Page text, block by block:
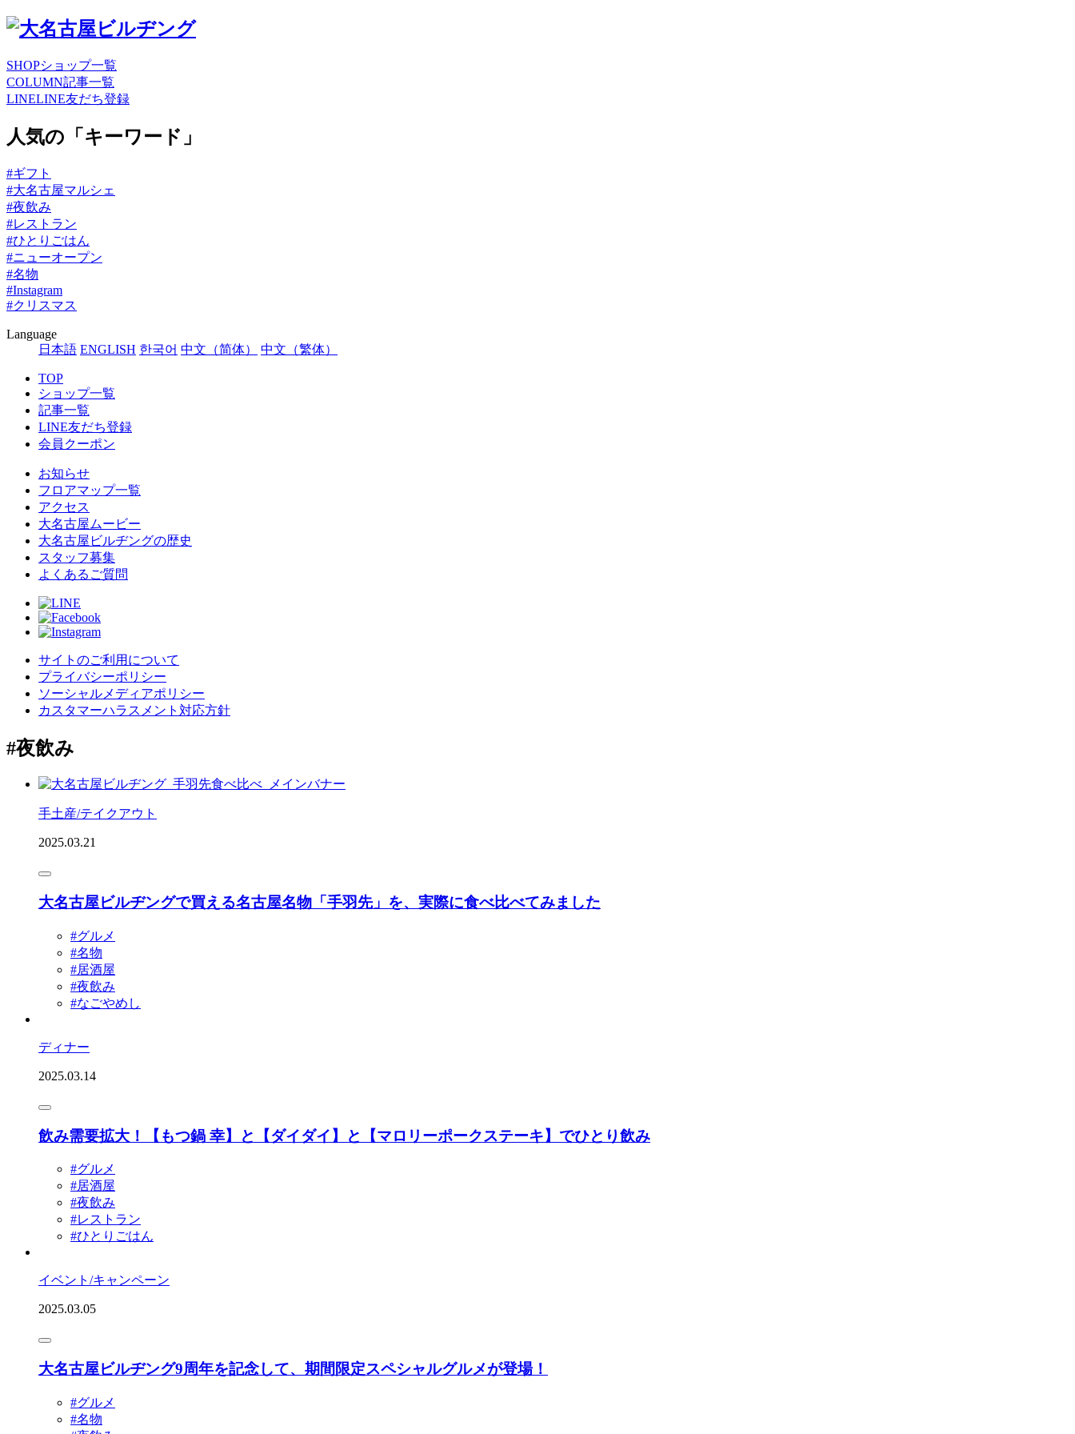
SHOPショップ一覧
COLUMN記事一覧
LINELINE友だち登録
人気の「キーワード」
#ギフト
#大名古屋マルシェ
#夜飲み
#レストラン
#ひとりごはん
#ニューオープン
#名物
#Instagram
#クリスマス
Language
日本語 ENGLISH 한국어 中文（简体） 中文（繁体）
TOP
ショップ一覧
記事一覧
LINE友だち登録
会員クーポン
お知らせ
フロアマップ一覧
アクセス
大名古屋ムービー
大名古屋ビルヂングの歴史
スタッフ募集
よくあるご質問
サイトのご利用について
プライバシーポリシー
ソーシャルメディアポリシー
カスタマーハラスメント対応方針
#夜飲み
手土産/テイクアウト
2025.03.21
大名古屋ビルヂングで買える名古屋名物「手羽先」を、実際に食べ比べてみました
#グルメ
#名物
#居酒屋
#夜飲み
#なごやめし
ディナー
2025.03.14
飲み需要拡大！【もつ鍋 幸】と【ダイダイ】と【マロリーポークステーキ】でひとり飲み
#グルメ
#居酒屋
#夜飲み
#レストラン
#ひとりごはん
イベント/キャンペーン
2025.03.05
大名古屋ビルヂング9周年を記念して、期間限定スペシャルグルメが登場！
#グルメ
#名物